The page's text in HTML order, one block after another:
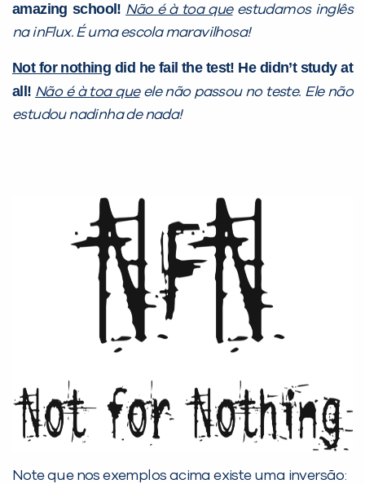
amazing school! Não é à toa queestudamos inglês
na inFlux. É uma escola maravilhosa!
Not for nothing did he fail the test! He didn’t study at
all! Não é à toa queele não passou no teste. Ele não
estudou nadinha de nada!
Note que nos exemplos acima existe uma inversão:
VOLTAR